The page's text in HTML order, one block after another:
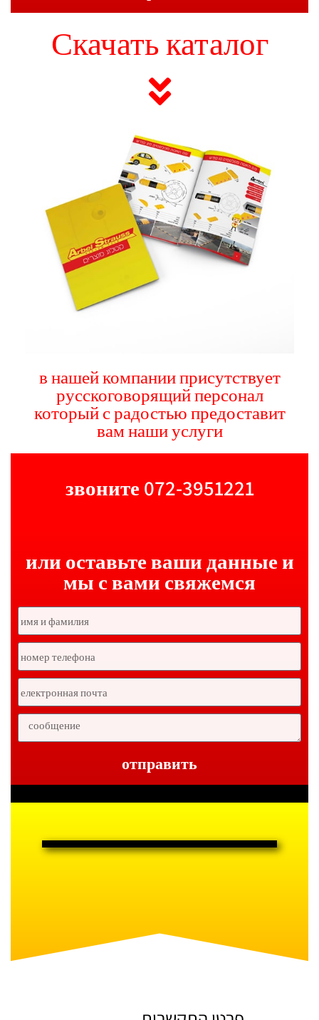
Скачать каталог
в нашей компании присутствует
русскоговорящий персонал
который с радостью предоставит
вам наши услуги
звоните 072-3951221
или оставьте ваши данные и
мы с вами свяжемся
отправить